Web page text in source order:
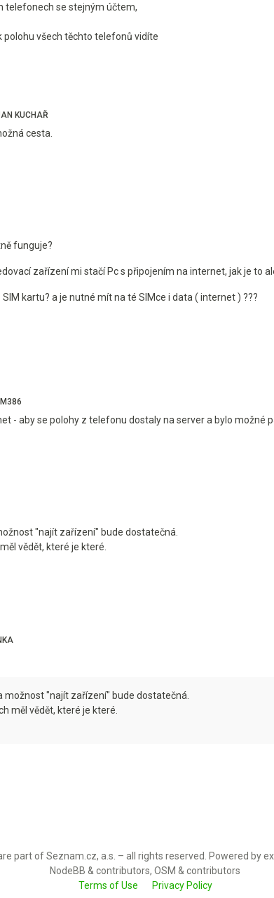
telefonech se stejným účtem,
polohu všech těchto telefonů vidíte
KUCHAŘ
cesta.
funguje?
zařízení mi stačí Pc s připojením na internet, jak je to
kartu? a je nutné mít na té SIMce i data ( internet ) ???
- aby se polohy z telefonu dostaly na server a bylo možné
"najít zařízení" bude dostatečná.
vědět, které je které.
možnost "najít zařízení" bude dostatečná.
měl vědět, které je které.
part of Seznam.cz, a.s. – all rights reserved. Powered by
NodeBB & contributors, OSM & contributors
Terms of Use
Privacy Policy